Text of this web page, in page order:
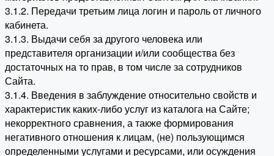
3.1.2. Передачи третьим лица логин и пароль от личного
кабинета.
3.1.3. Выдачи себя за другого человека или
представителя организации и/или сообщества без
достаточных на то прав, в том числе за сотрудников
Сайта.
3.1.4. Введения в заблуждение относительно свойств и
характеристик каких-либо услуг из каталога на Сайте;
некорректного сравнения, а также формирования
негативного отношения к лицам, (не) пользующимся
определенными услугами и ресурсами, или осуждения